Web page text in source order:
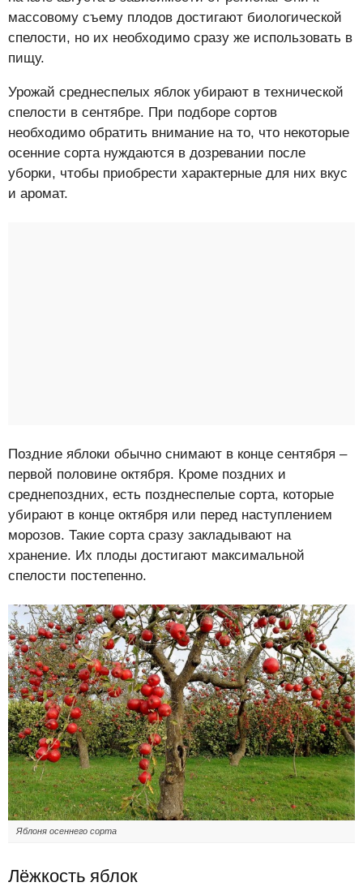
массовому съему плодов достигают биологической
спелости, но их необходимо сразу же использовать в
пищу.
Урожай среднеспелых яблок убирают в технической
спелости в сентябре. При подборе сортов
необходимо обратить внимание на то, что некоторые
осенние сорта нуждаются в дозревании после
уборки, чтобы приобрести характерные для них вкус
и аромат.
Поздние яблоки обычно снимают в конце сентября –
первой половине октября. Кроме поздних и
среднепоздних, есть позднеспелые сорта, которые
убирают в конце октября или перед наступлением
морозов. Такие сорта сразу закладывают на
хранение. Их плоды достигают максимальной
спелости постепенно.
Яблоня осеннего сорта
Лёжкость яблок